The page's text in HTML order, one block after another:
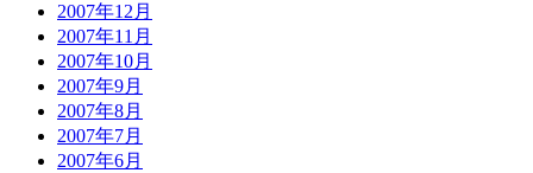
2007年12月
2007年11月
2007年10月
2007年9月
2007年8月
2007年7月
2007年6月